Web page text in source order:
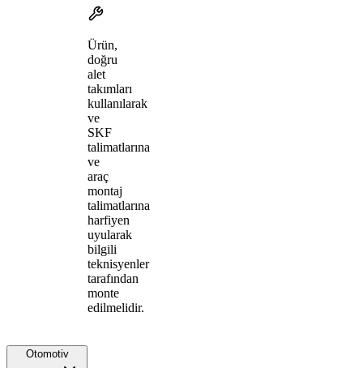
Ürün,
doğru
alet
takımları
kullanılarak
ve
SKF
talimatlarına
ve
araç
montaj
talimatlarına
harfiyen
uyularak
bilgili
teknisyenler
tarafından
monte
edilmelidir.
Otomotiv